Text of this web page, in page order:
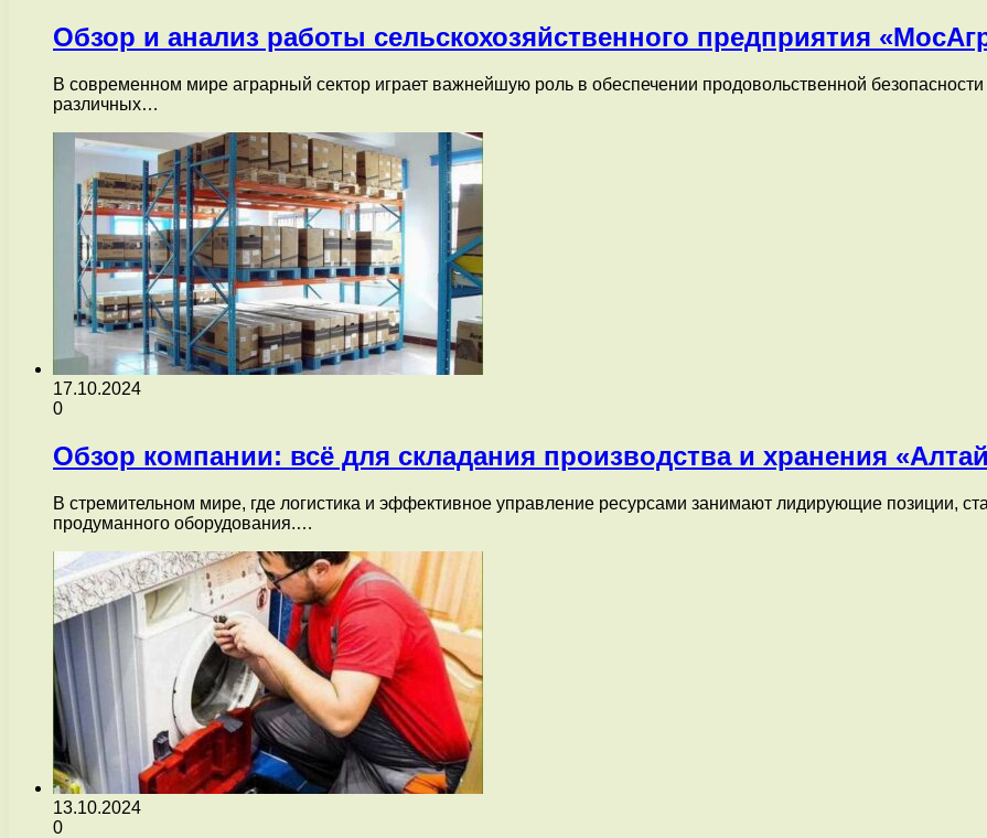
Обзор и анализ работы сельскохозяйственного предприятия
В современном мире аграрный сектор играет важнейшую роль в обеспечении продовольственной
различных…
17.10.2024
0
Обзор компании: всё для складания производства и хранения
В стремительном мире, где логистика и эффективное управление ресурсами занимают лидирующие позиции,
продуманного оборудования.…
13.10.2024
0